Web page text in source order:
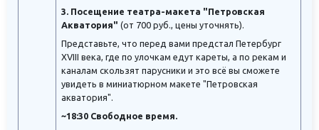
3. Посещение театра-макета "Петровская
Акватория" (от 700 руб., цены уточнять).
Представьте, что перед вами предстал Петербург
XVIII века, где по улочкам едут кареты, а по рекам и
каналам скользят парусники и это всё вы сможете
увидеть в миниатюрном макете "Петровская
акватория".
~18:30 Свободное время.